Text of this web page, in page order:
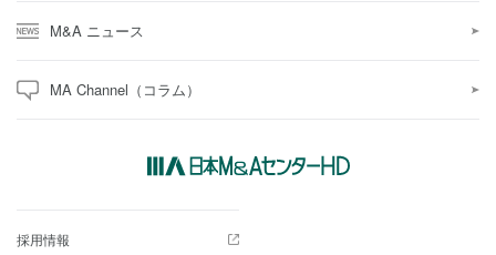
M&A ニュース
MA Channel（コラム）
採用情報